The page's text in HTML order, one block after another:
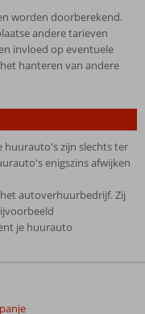
worden doorberekend.
andere tarieven
invloed op eventuele
hanteren van andere
huurauto's zijn slechts ter
enigszins afwijken
autoverhuurbedrijf. Zij
je huurauto